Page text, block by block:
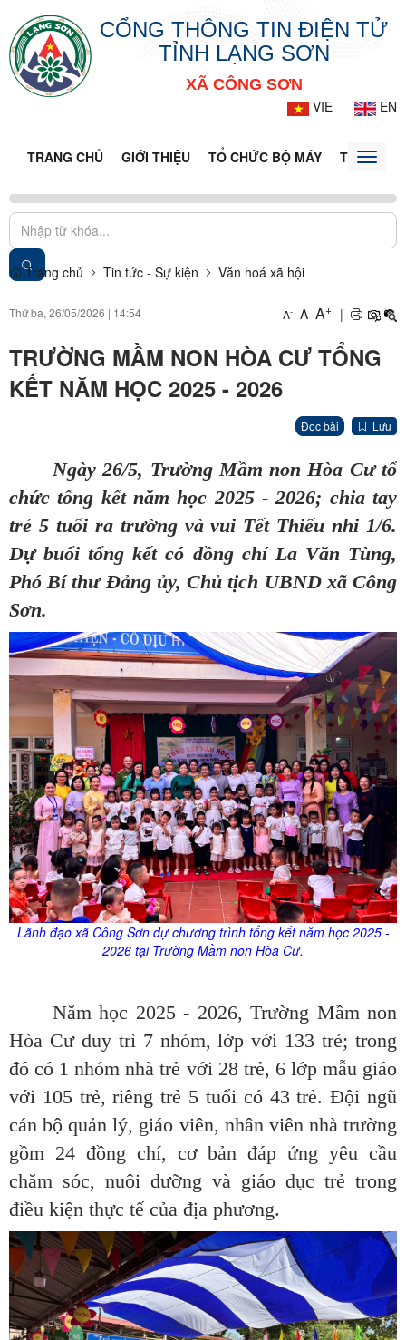
CỔNG THÔNG TIN ĐIỆN TỬ
TỈNH LẠNG SƠN
XÃ CÔNG SƠN
VIE
EN
TRANG CHỦ GIỚI THIỆU TỔ CHỨC BỘ MÁY TIN TỨC -
Toggle
Trang chủ Tin tức - Sự kiện Văn hoá xã hội
Thứ ba, 26/05/2026 | 14:54 A- A A+ |
TRƯỜNG MẦM NON HÒA CƯ TỔNG
KẾT NĂM HỌC 2025 - 2026
Đọc bài Lưu
Ngày 26/5, Trường Mầm non Hòa Cư tổ
chức tổng kết năm học 2025 - 2026; chia tay
trẻ 5 tuổi ra trường và vui Tết Thiếu nhi 1/6.
Dự buổi tổng kết có đồng chí La Văn Tùng,
Phó Bí thư Đảng ủy, Chủ tịch UBND xã Công
Sơn.
Lãnh đạo xã Công Sơn dự chương trình tổng kết năm học 2025 -
2026 tại Trường Mầm non Hòa Cư.
Năm học 2025 - 2026, Trường Mầm non
Hòa Cư duy trì 7 nhóm, lớp với 133 trẻ; trong
đó có 1 nhóm nhà trẻ với 28 trẻ, 6 lớp mẫu giáo
với 105 trẻ, riêng trẻ 5 tuổi có 43 trẻ. Đội ngũ
cán bộ quản lý, giáo viên, nhân viên nhà trường
gồm 24 đồng chí, cơ bản đáp ứng yêu cầu
chăm sóc, nuôi dưỡng và giáo dục trẻ trong
điều kiện thực tế của địa phương.